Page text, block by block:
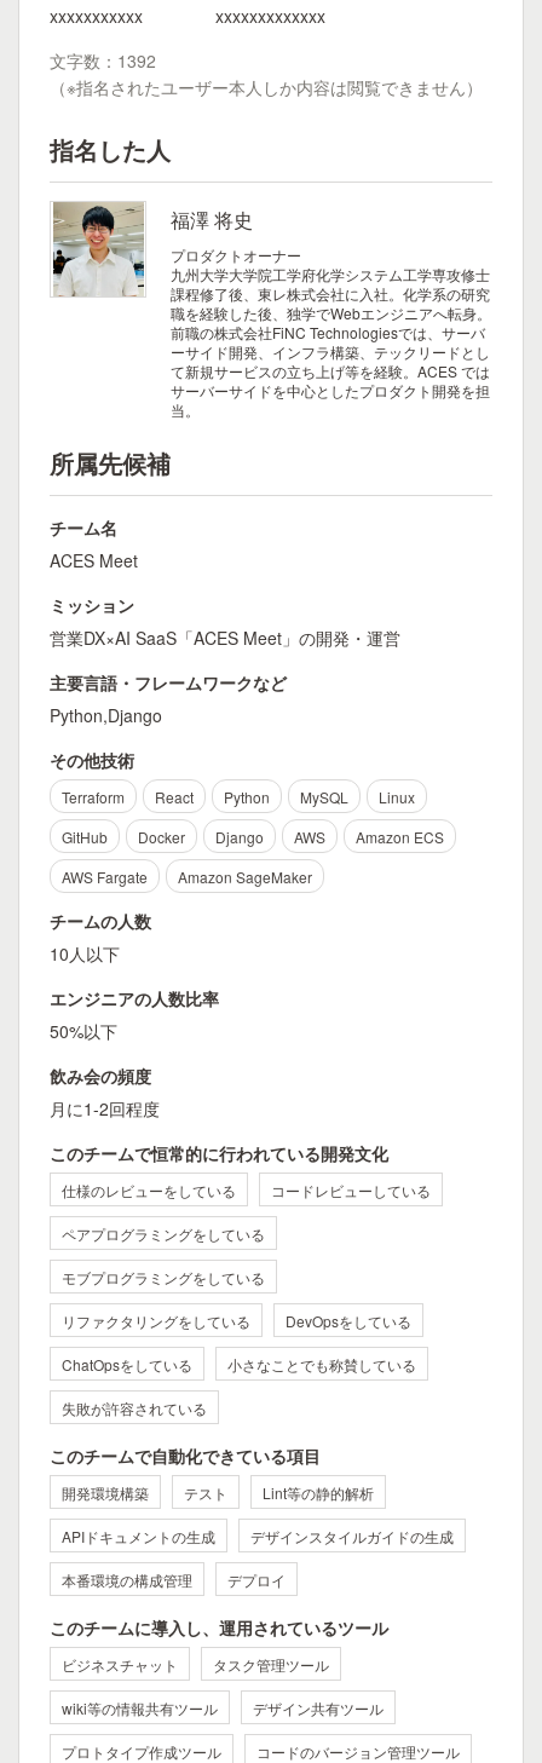
xxxxxxxxxxx xxxxxxxxxxxxx
文字数：1392
（※指名されたユーザー本人しか内容は閲覧できません）
指名した人
福澤 将史
プロダクトオーナー
九州大学大学院工学府化学システム工学専攻修士
課程修了後、東レ株式会社に入社。化学系の研究
職を経験した後、独学でWebエンジニアへ転身。
前職の株式会社FiNC Technologiesでは、サーバ
ーサイド開発、インフラ構築、テックリードとし
て新規サービスの立ち上げ等を経験。ACES では
サーバーサイドを中心としたプロダクト開発を担
当。
所属先候補
チーム名
ACES Meet
ミッション
営業DX×AI SaaS「ACES Meet」の開発・運営
主要言語・フレームワークなど
Python,Django
その他技術
Terraform React Python MySQL
Linux
GitHub
Docker Django AWS
Amazon ECS
AWS Fargate
Amazon SageMaker
チームの人数
10人以下
エンジニアの人数比率
50%以下
飲み会の頻度
月に1-2回程度
このチームで恒常的に行われている開発文化
仕様のレビューをしている コードレビューしている
ペアプログラミングをしている
モブプログラミングをしている
リファクタリングをしている DevOpsをしている
ChatOpsをしている 小さなことでも称賛している
失敗が許容されている
このチームで自動化できている項目
開発環境構築 テスト Lint等の静的解析
APIドキュメントの生成 デザインスタイルガイドの生成
本番環境の構成管理 デプロイ
このチームに導入し、運用されているツール
ビジネスチャット タスク管理ツール
wiki等の情報共有ツール デザイン共有ツール
プロトタイプ作成ツール コードのバージョン管理ツール